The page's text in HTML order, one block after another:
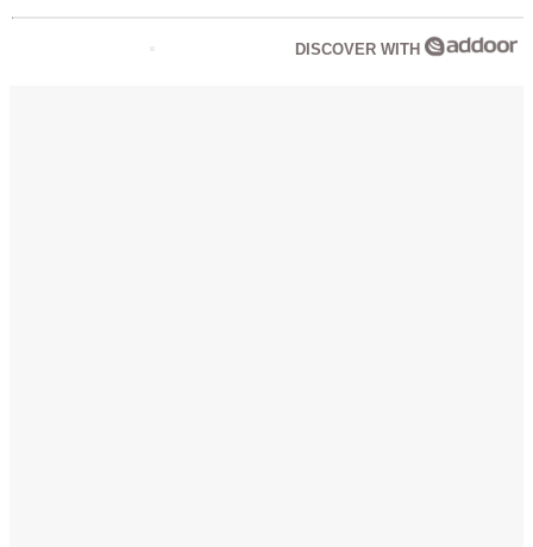
DISCOVER WITH